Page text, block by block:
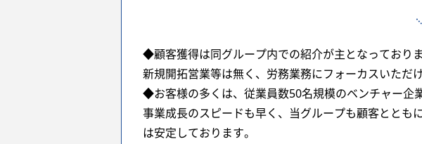
◆顧客獲得は同グループ内での紹介が主となっておりま
新規開拓営業等は無く、労務業務にフォーカスいただ
◆お客様の多くは、従業員数50名規模のベンチャー企
事業成長のスピードも早く、当グループも顧客ととも
は安定しております。